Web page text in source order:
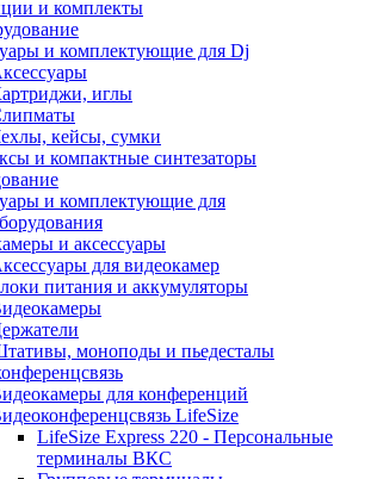
и комплекты
и комплектующие для Dj
иглы
кейсы, сумки
и компактные синтезаторы
и комплектующие для
и аксессуары
для видеокамер
питания и аккумуляторы
моноподы и пьедесталы
для конференций
LifeSize
LifeSize Express 220 - Персональные
терминалы ВКС